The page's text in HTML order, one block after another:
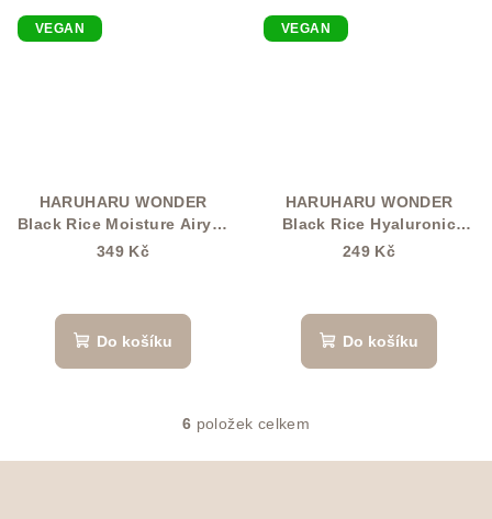
VEGAN
HARUHARU WONDER
Black Rice Moisture Airyfit
Daily Sunscreen SPF50+
349 Kč
hodnocení
produktu
Do košíku
VEGAN
HARUHARU WONDER
Black Rice Hyaluronic
Toner 150 ml
249 Kč
Do košíku
O
v
6 položek celkem